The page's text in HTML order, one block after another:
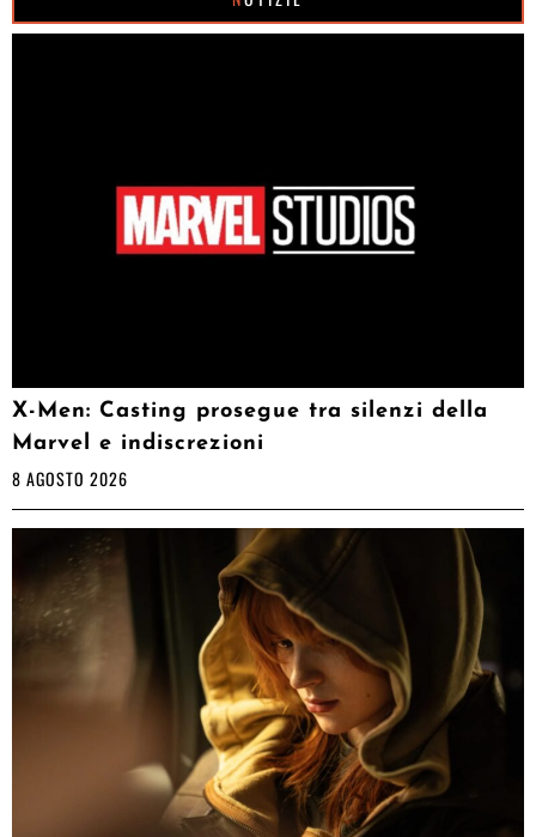
X-Men: Casting prosegue tra silenzi della
Marvel e indiscrezioni
8 AGOSTO 2026